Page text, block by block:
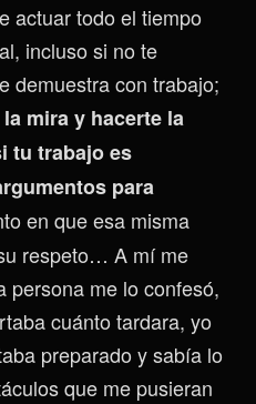
actuar todo el tiempo
incluso si no te
demuestra con trabajo;
mira y hacerte la
tu trabajo es
umentos para
en que esa misma
respeto… A mí me
persona me lo confesó,
cuánto tardara, yo
preparado y sabía lo
que me pusieran